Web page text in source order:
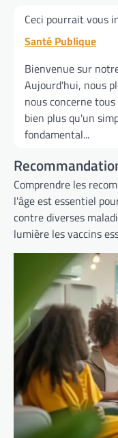
Ceci pourrait vous
Santé Publique
Bienvenue sur
Aujourd'hui, nous
nous concerne
bien plus qu'un
fondamental...
Comprendre les
l'âge est essentiel
contre diverses
lumière les vaccins